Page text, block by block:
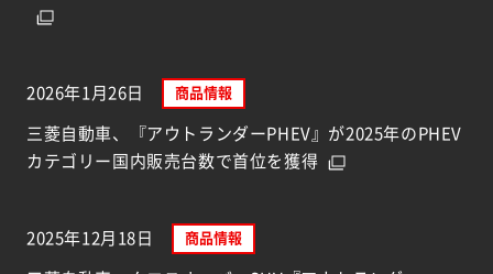
2026年1月26日 商品情報
三菱自動車、『アウトランダーPHEV』が2025年のPHEV
カテゴリー国内販売台数で首位を獲得
2025年12月18日 商品情報